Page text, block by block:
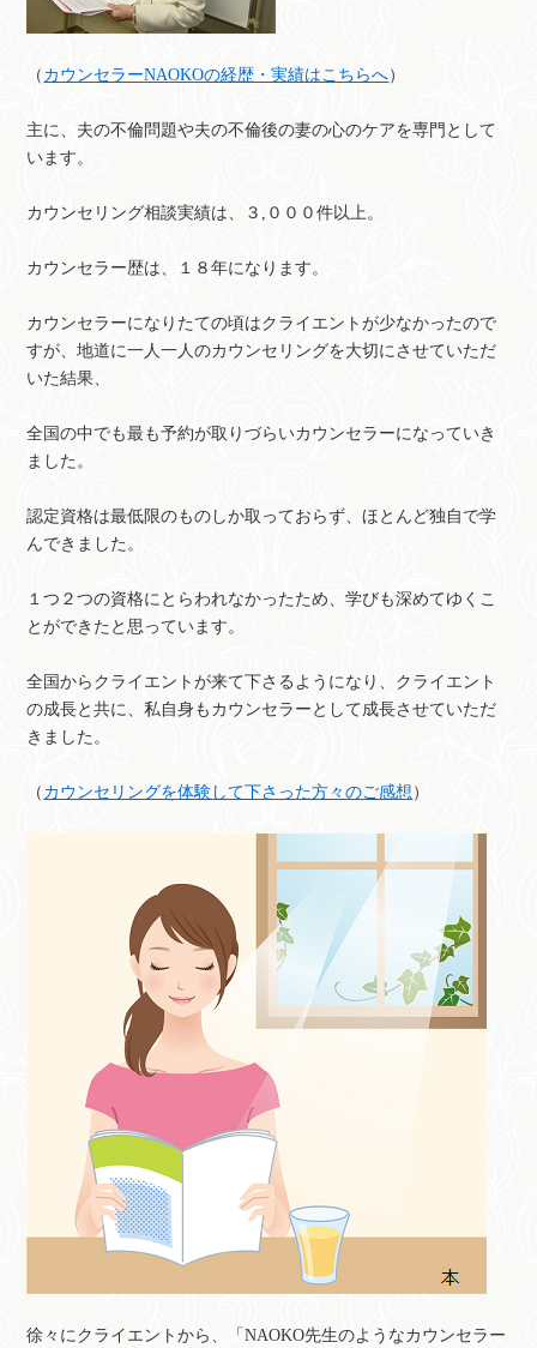
（ カウンセラーNAOKOの経歴・実績はこちらへ）
主に、夫の不倫問題や夫の不倫後の妻の心のケアを専門として
います。
カウンセリング相談実績は、３,０００件以上。
カウンセラー歴は、１８年になります。
カウンセラーになりたての頃はクライエントが少なかったので
すが、地道に一人一人のカウンセリングを大切にさせていただ
いた結果、
全国の中でも最も予約が取りづらいカウンセラーになっていき
ました。
認定資格は最低限のものしか取っておらず、ほとんど独自で学
んできました。
１つ２つの資格にとらわれなかったため、学びも深めてゆくこ
とができたと思っています。
全国からクライエントが来て下さるようになり、クライエント
の成長と共に、私自身もカウンセラーとして成長させていただ
きました。
（ カウンセリングを体験して下さった方々のご感想 ）
徐々にクライエントから、「NAOKO先生のようなカウンセラー